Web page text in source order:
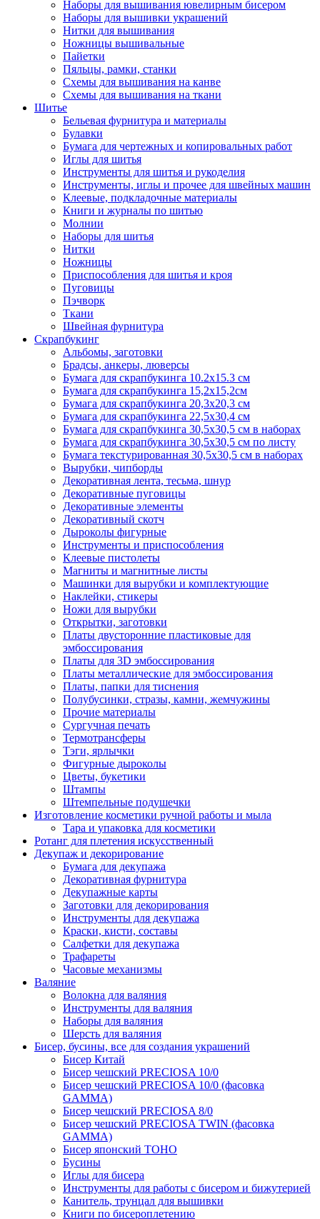
Наборы для вышивания ювелирным бисером
Наборы для вышивки украшений
Нитки для вышивания
Ножницы вышивальные
Пайетки
Пяльцы, рамки, станки
Схемы для вышивания на канве
Схемы для вышивания на ткани
Шитье
Бельевая фурнитура и материалы
Булавки
Бумага для чертежных и копировальных работ
Иглы для шитья
Инструменты для шитья и рукоделия
Инструменты, иглы и прочее для швейных машин
Клеевые, подкладочные материалы
Книги и журналы по шитью
Молнии
Наборы для шитья
Нитки
Ножницы
Приспособления для шитья и кроя
Пуговицы
Пэчворк
Ткани
Швейная фурнитура
Скрапбукинг
Альбомы, заготовки
Брадсы, анкеры, люверсы
Бумага для скрапбукинга 10.2х15.3 см
Бумага для скрапбукинга 15,2х15,2см
Бумага для скрапбукинга 20,3х20,3 см
Бумага для скрапбукинга 22,5х30,4 см
Бумага для скрапбукинга 30,5х30,5 см в наборах
Бумага для скрапбукинга 30,5х30,5 см по листу
Бумага текстурированная 30,5х30,5 см в наборах
Вырубки, чипборды
Декоративная лента, тесьма, шнур
Декоративные пуговицы
Декоративные элементы
Декоративный скотч
Дыроколы фигурные
Инструменты и приспособления
Клеевые пистолеты
Магниты и магнитные листы
Машинки для вырубки и комплектующие
Наклейки, стикеры
Ножи для вырубки
Открытки, заготовки
Платы двусторонние пластиковые для
эмбоссирования
Платы для 3D эмбоссирования
Платы металлические для эмбоссирования
Платы, папки для тиснения
Полубусинки, стразы, камни, жемчужины
Прочие материалы
Сургучная печать
Термотрансферы
Тэги, ярлычки
Фигурные дыроколы
Цветы, букетики
Штампы
Штемпельные подушечки
Изготовление косметики ручной работы и мыла
Тара и упаковка для косметики
Ротанг для плетения искусственный
Декупаж и декорирование
Бумага для декупажа
Декоративная фурнитура
Декупажные карты
Заготовки для декорирования
Инструменты для декупажа
Краски, кисти, составы
Салфетки для декупажа
Трафареты
Часовые механизмы
Валяние
Волокна для валяния
Инструменты для валяния
Наборы для валяния
Шерсть для валяния
Бисер, бусины, все для создания украшений
Бисер Китай
Бисер чешский PRECIOSA 10/0
Бисер чешский PRECIOSA 10/0 (фасовка
GAMMA)
Бисер чешский PRECIOSA 8/0
Бисер чешский PRECIOSA TWIN (фасовка
GAMMA)
Бисер японский TOHO
Бусины
Иглы для бисера
Инструменты для работы с бисером и бижутерией
Канитель, трунцал для вышивки
Книги по бисероплетению